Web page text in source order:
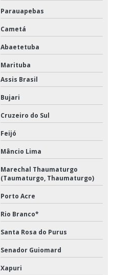
Parauapebas
Cametá
Abaetetuba
Marituba
Assis Brasil
Bujari
Cruzeiro do Sul
Feijó
Mâncio Lima
Marechal Thaumaturgo
(Taumaturgo, Thaumaturgo)
Porto Acre
Rio Branco*
Santa Rosa do Purus
Senador Guiomard
Xapuri